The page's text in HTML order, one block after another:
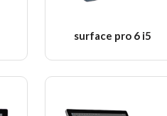
surface pro 6 i5